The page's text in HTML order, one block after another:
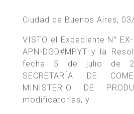
Ciudad de Buenos Aires,
VISTO el Expediente N°
APN-DGD#MPYT y la
fecha 5 de julio de
SECRETARÍA DE
MINISTERIO DE
modificatorias, y